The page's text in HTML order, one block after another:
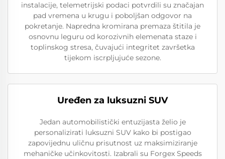
instalacije, telemetrijski podaci potvrdili su značajan
pad vremena u krugu i poboljšan odgovor na
pokretanje. Napredna kromirana premaza štitila je
osnovnu leguru od korozivnih elemenata staze i
toplinskog stresa, čuvajući integritet završetka
tijekom iscrpljujuće sezone.
Uređen za luksuzni SUV
Jedan automobilistički entuzijasta želio je
personalizirati luksuzni SUV kako bi postigao
zapovijednu uličnu prisutnost uz maksimiziranje
mehaničke učinkovitosti. Izabrali su Forgex Speeds